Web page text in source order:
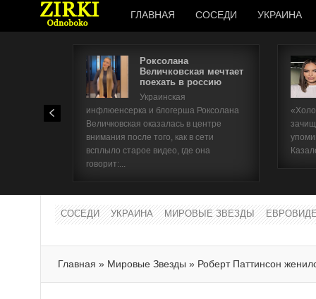
ГЛАВНАЯ СОСЕДИ УКРАИНА
Роксолана
Величковская мечтает
поехать в россию
Украинская
инфлюенсерка и блогерша Роксолана
Величковская оказалась в центре
внимания после того, как в сети
всплыло старое видео, где она
говорит:...
СОСЕДИ УКРАИНА МИРОВЫЕ ЗВЕЗДЫ
Главная » Мировые Звезды » Роберт Паттинсон